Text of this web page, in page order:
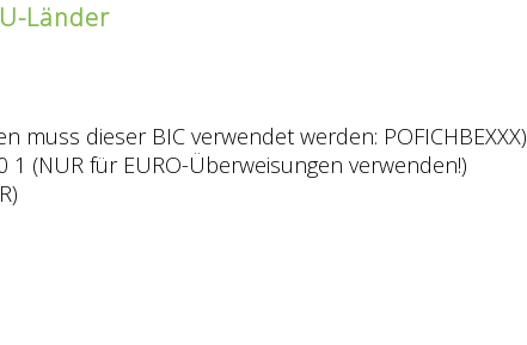
Länder
muss dieser BIC verwendet werden: POFICHBEXXX)
1 (NUR für EURO-Überweisungen verwenden!)